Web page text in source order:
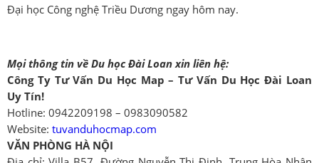
Đại học Công nghệ Triều Dương ngay hôm nay.
Mọi thông tin về Du học Đài Loan xin liên hệ:
Công Ty Tư Vấn Du Học Map – Tư Vấn Du Học Đài Loan
Uy Tín!
Hotline: 0942209198 – 0983090582
Website: tuvanduhocmap.com
VĂN PHÒNG HÀ NỘI